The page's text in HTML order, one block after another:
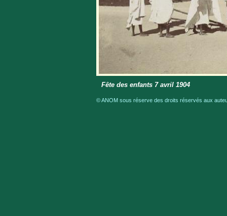
Fête des enfants 7 avril 1904
© ANOM sous réserve des droits réservés aux